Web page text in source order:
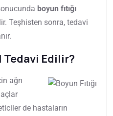
boyun fıtığı
Teşhisten sonra, tedavi
Tedavi Edilir?
ağrı
de hastaların